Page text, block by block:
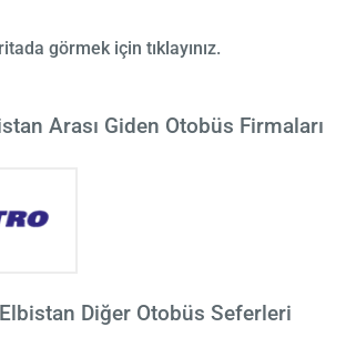
görmek için tıklayınız.
Arası Giden Otobüs Firmaları
Diğer Otobüs Seferleri